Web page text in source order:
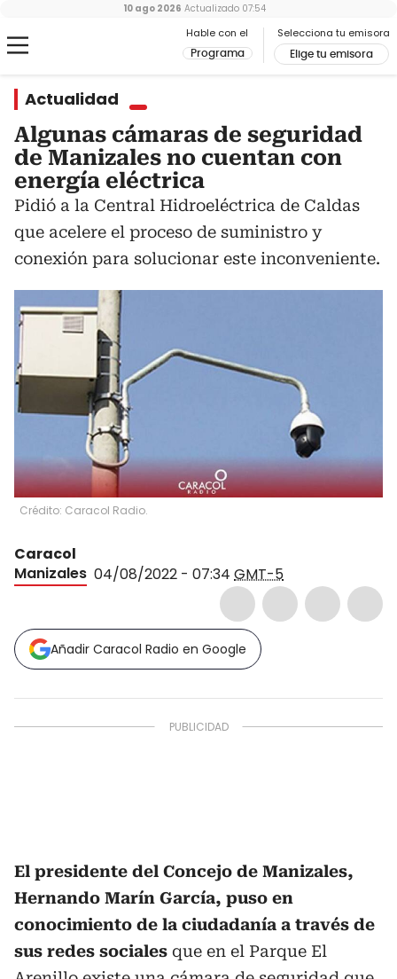
Hable con el
Programa
Selecciona tu emisora
Elige tu emisora
10 ago 2026 Actualizado 07:54
Actualidad
Algunas cámaras de seguridad
de Manizales no cuentan con
energía eléctrica
Pidió a la Central Hidroeléctrica de Caldas
que acelere el proceso de suministro y
conexión para solucionar este inconveniente.
Crédito: Caracol Radio.
Caracol
Manizales 04/08/2022 - 07:34 GMT-5
Añadir Caracol Radio en Google
El presidente del Concejo de Manizales,
Hernando Marín García, puso en
conocimiento de la ciudadanía a través de
sus redes sociales que en el Parque El